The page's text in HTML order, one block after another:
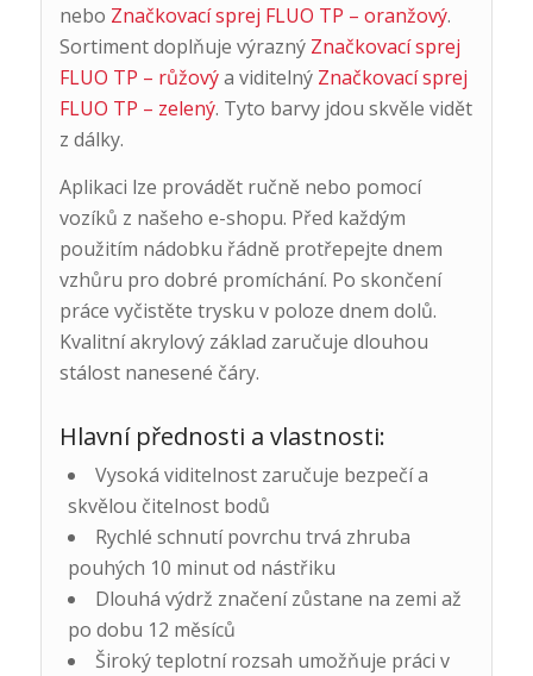
nebo Značkovací sprej FLUO TP – oranžový.
Sortiment doplňuje výrazný Značkovací sprej
FLUO TP – růžovýa viditelný Značkovací sprej
FLUO TP – zelený. Tyto barvy jdou skvěle vidět
z dálky.
Aplikaci lze provádět ručně nebo pomocí
vozíků z našeho e-shopu. Před každým
použitím nádobku řádně protřepejte dnem
vzhůru pro dobré promíchání. Po skončení
práce vyčistěte trysku v poloze dnem dolů.
Kvalitní akrylový základ zaručuje dlouhou
stálost nanesené čáry.
Hlavní přednosti a vlastnosti:
Vysoká viditelnost zaručuje bezpečí a
skvělou čitelnost bodů
Rychlé schnutí povrchu trvá zhruba
pouhých 10 minut od nástřiku
Dlouhá výdrž značení zůstane na zemi až
po dobu 12 měsíců
Široký teplotní rozsah umožňuje práci v